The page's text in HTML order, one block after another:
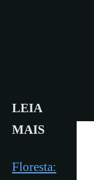
LEIA
MAIS
Floresta: